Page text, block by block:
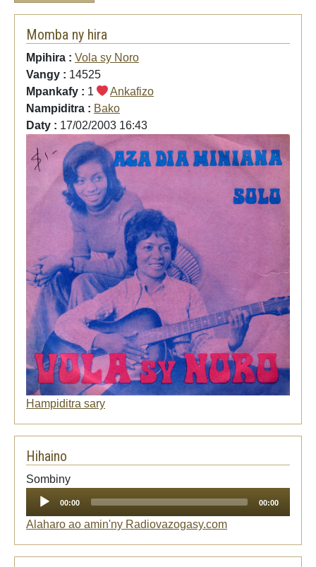
Momba ny hira
Mpihira : Vola sy Noro
Vangy : 14525
Mpankafy : 1
Ankafizo
Nampiditra : Bako
Daty : 17/02/2003 16:43
Hampiditra sary
Hihaino
SombinyAudio
00:00 00:00
Alaharo ao amin'ny Radiovazogasy.com